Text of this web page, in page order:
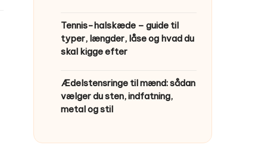
Tennis-halskæde – guide til
typer, længder, låse og hvad du
skal kigge efter
Ædelstensringe til mænd: sådan
vælger du sten, indfatning,
metal og stil